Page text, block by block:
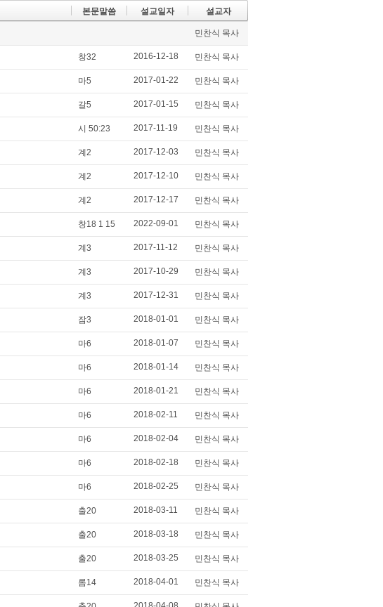
본문말씀 설교일자 설교자
민찬식 목사
창32 2016-12-18 민찬식 목사
마5 2017-01-22 민찬식 목사
갈5 2017-01-15 민찬식 목사
시 50:23 2017-11-19 민찬식 목사
계2 2017-12-03 민찬식 목사
계2 2017-12-10 민찬식 목사
계2 2017-12-17 민찬식 목사
창18 1 15 2022-09-01 민찬식 목사
계3 2017-11-12 민찬식 목사
계3 2017-10-29 민찬식 목사
계3 2017-12-31 민찬식 목사
잠3 2018-01-01 민찬식 목사
마6 2018-01-07 민찬식 목사
마6 2018-01-14 민찬식 목사
마6 2018-01-21 민찬식 목사
마6 2018-02-11 민찬식 목사
마6 2018-02-04 민찬식 목사
마6 2018-02-18 민찬식 목사
마6 2018-02-25 민찬식 목사
출20 2018-03-11 민찬식 목사
출20 2018-03-18 민찬식 목사
출20 2018-03-25 민찬식 목사
롬14 2018-04-01 민찬식 목사